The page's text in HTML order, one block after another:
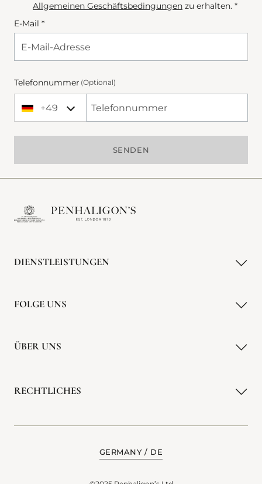
Allgemeinen Geschäftsbedingungen zu erhalten. *
E-Mail *
Telefonnummer (Optional)
+49
+49 Germany (Deutschland)
Phone Number
SENDEN
DIENSTLEISTUNGEN
FOLGE UNS
ÜBER UNS
RECHTLICHES
GERMANY DE